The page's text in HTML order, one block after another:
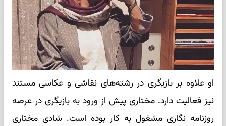
او علاوه بر بازیگری در رشته‌های نقاشی و عکاسی مستند
نیز فعالیت دارد. مختاری پیش از ورود به بازیگری در عرصه
روزنامه نگاری مشغول به کار بوده است. شادی مختاری